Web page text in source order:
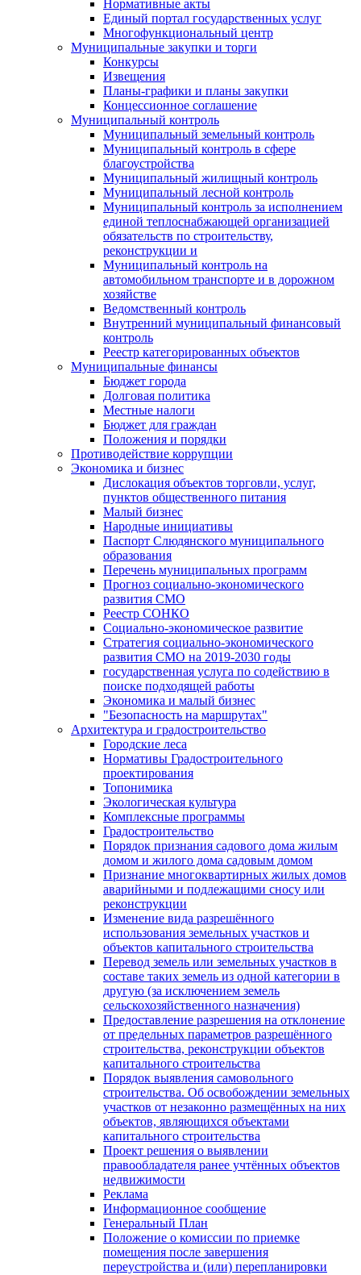
Нормативные акты
Единый портал государственных услуг
Многофункциональный центр
Муниципальные закупки и торги
Конкурсы
Извещения
Планы-графики и планы закупки
Концессионное соглашение
Муниципальный контроль
Муниципальный земельный контроль
Муниципальный контроль в сфере
благоустройства
Муниципальный жилищный контроль
Муниципальный лесной контроль
Муниципальный контроль за исполнением
единой теплоснабжающей организацией
обязательств по строительству,
реконструкции и
Муниципальный контроль на
автомобильном транспорте и в дорожном
хозяйстве
Ведомственный контроль
Внутренний муниципальный финансовый
контроль
Реестр категорированных объектов
Муниципальные финансы
Бюджет города
Долговая политика
Местные налоги
Бюджет для граждан
Положения и порядки
Противодействие коррупции
Экономика и бизнес
Дислокация объектов торговли, услуг,
пунктов общественного питания
Малый бизнес
Народные инициативы
Паспорт Слюдянского муниципального
образования
Перечень муниципальных программ
Прогноз социально-экономического
развития СМО
Реестр СОНКО
Социально-экономическое развитие
Стратегия социально-экономического
развития СМО на 2019-2030 годы
государственная услуга по содействию в
поиске подходящей работы
Экономика и малый бизнес
"Безопасность на маршрутах"
Архитектура и градостроительство
Городские леса
Нормативы Градостроительного
проектирования
Топонимика
Экологическая культура
Комплексные программы
Градостроительство
Порядок признания садового дома жилым
домом и жилого дома садовым домом
Признание многоквартирных жилых домов
аварийными и подлежащими сносу или
реконструкции
Изменение вида разрешённого
использования земельных участков и
объектов капитального строительства
Перевод земель или земельных участков в
составе таких земель из одной категории в
другую (за исключением земель
сельскохозяйственного назначения)
Предоставление разрешения на отклонение
от предельных параметров разрешённого
строительства, реконструкции объектов
капитального строительства
Порядок выявления самовольного
строительства. Об освобождении земельных
участков от незаконно размещённых на них
объектов, являющихся объектами
капитального строительства
Проект решения о выявлении
правообладателя ранее учтённых объектов
недвижимости
Реклама
Информационное сообщение
Генеральный План
Положение о комиссии по приемке
помещения после завершения
переустройства и (или) перепланировки